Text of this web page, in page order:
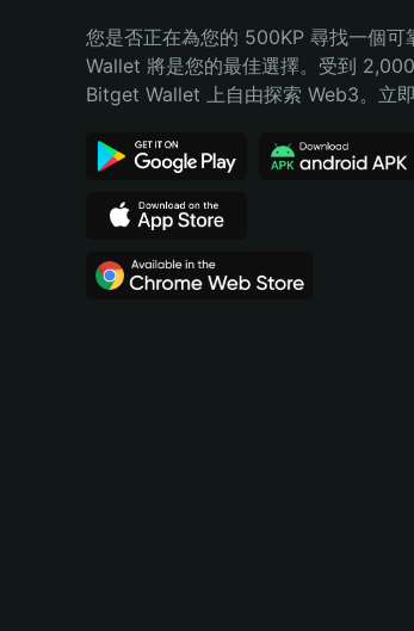
Bahasa Indonesia
Español (Argentina)
您是否正在為您的 500KP 尋找一個
Wallet 將是您的最佳選擇。受到
Bitget Wallet 上自由探索 Web3。立